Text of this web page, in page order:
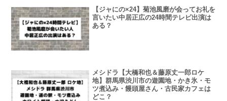
【ジャにの×24】菊池風磨が会ってお礼を
言いたい中居正広の24時間テレビ出演は
ある？
メシドラ【大橋和也＆藤原丈一郎ロケ
地】群馬県渋川市の遊園地・かき氷・モ
ツ煮込み・饅頭屋さん・古民家カフェは
どこ？